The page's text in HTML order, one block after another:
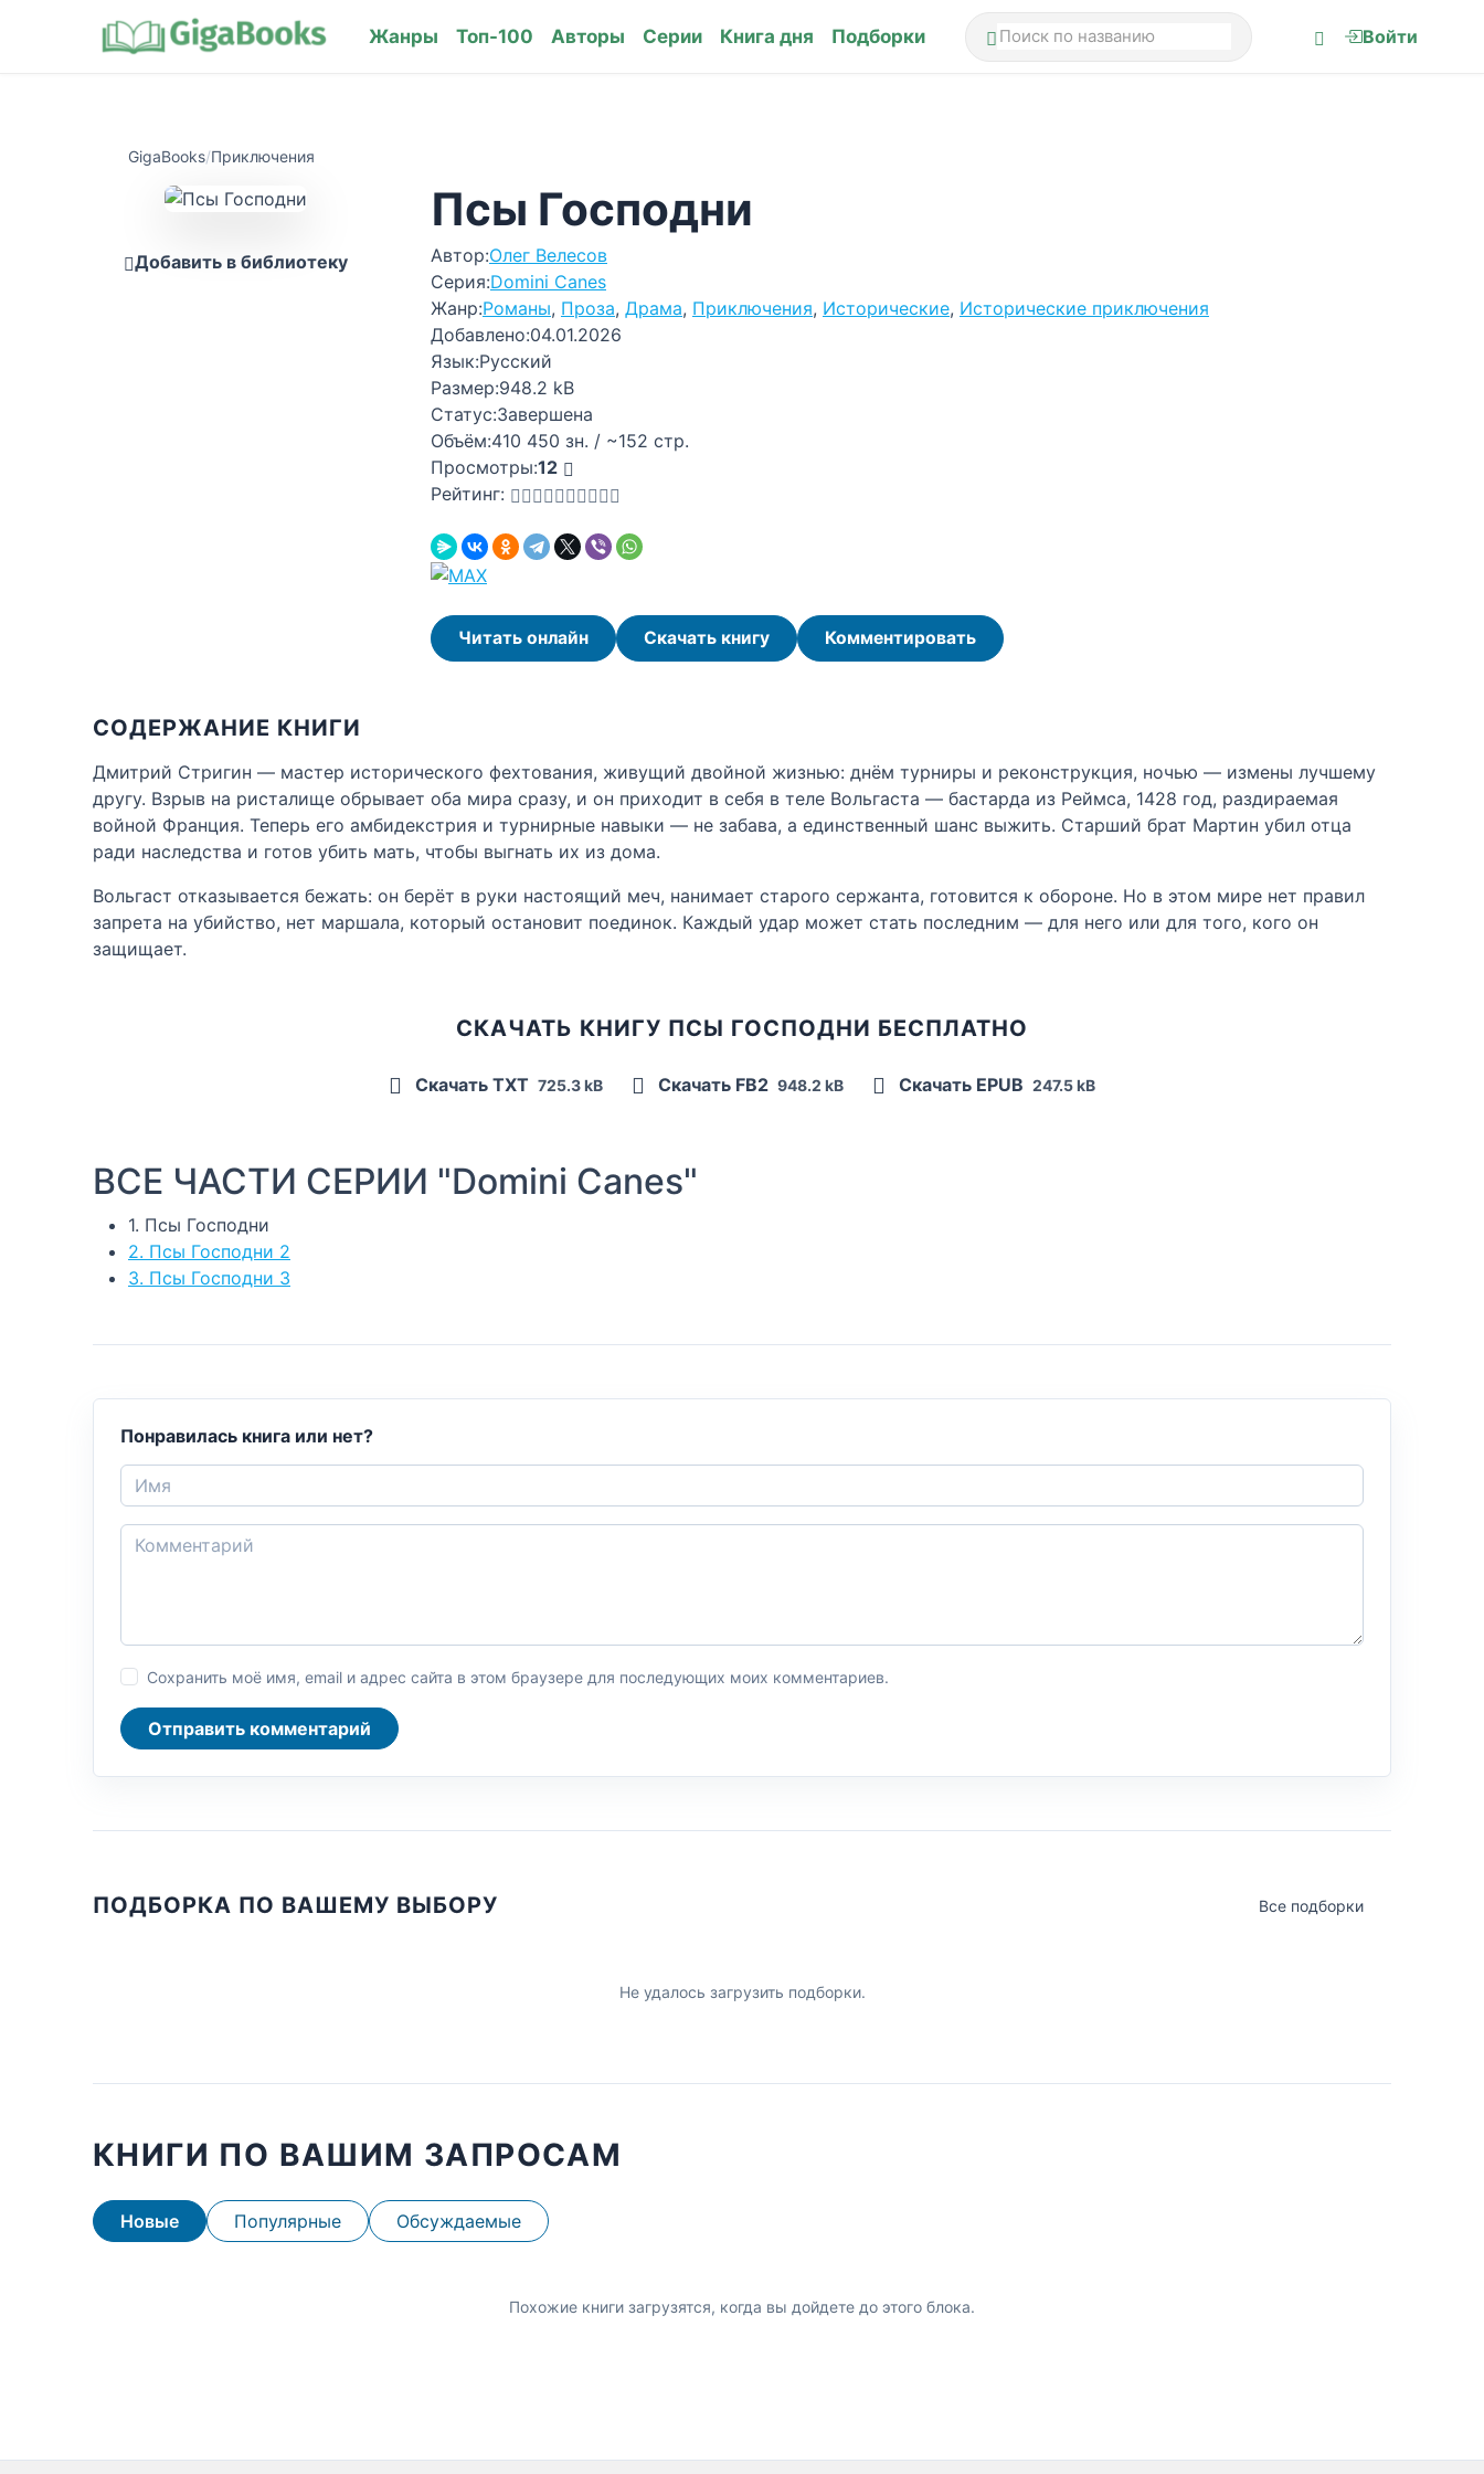
Жанры Топ-100 Авторы Серии Книга дня Подборки Войти
GigaBooks/Приключения
Добавить в библиотеку
Псы Господни
Автор:Олег Велесов
Серия:Domini Canes
Жанр:Романы, Проза, Драма, Приключения, Исторические, Исторические приключения
Добавлено:04.01.2026
Язык:Русский
Размер:948.2 kB
Статус:Завершена
Объём:410 450 зн. / ~152 стр.
Просмотры:12
Рейтинг:
Читать онлайн Скачать книгу Комментировать
СОДЕРЖАНИЕ КНИГИ
Дмитрий Стригин — мастер исторического фехтования, живущий двойной жизнью: днём турниры и реконструкция, ночью — измены лучшему
другу. Взрыв на ристалище обрывает оба мира сразу, и он приходит в себя в теле Вольгаста — бастарда из Реймса, 1428 год, раздираемая
войной Франция. Теперь его амбидекстрия и турнирные навыки — не забава, а единственный шанс выжить. Старший брат Мартин убил отца
ради наследства и готов убить мать, чтобы выгнать их из дома.
Вольгаст отказывается бежать: он берёт в руки настоящий меч, нанимает старого сержанта, готовится к обороне. Но в этом мире нет правил
запрета на убийство, нет маршала, который остановит поединок. Каждый удар может стать последним — для него или для того, кого он
защищает.
СКАЧАТЬ КНИГУ ПСЫ ГОСПОДНИ БЕСПЛАТНО
Скачать TXT 725.3 kB Скачать FB2 948.2 kB Скачать EPUB 247.5 kB
ВСЕ ЧАСТИ СЕРИИ "Domini Canes"
1. Псы Господни
2. Псы Господни 2
3. Псы Господни 3
Понравилась книга или нет?
Сохранить моё имя, email и адрес сайта в этом браузере для последующих моих комментариев.
Отправить комментарий
ПОДБОРКА ПО ВАШЕМУ ВЫБОРУ Все подборки
Не удалось загрузить подборки.
КНИГИ ПО ВАШИМ ЗАПРОСАМ
Новые Популярные Обсуждаемые
Похожие книги загрузятся, когда вы дойдете до этого блока.